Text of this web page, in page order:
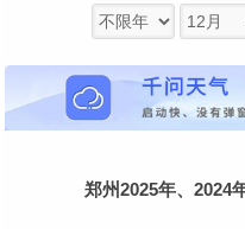
郑州2025年、2024